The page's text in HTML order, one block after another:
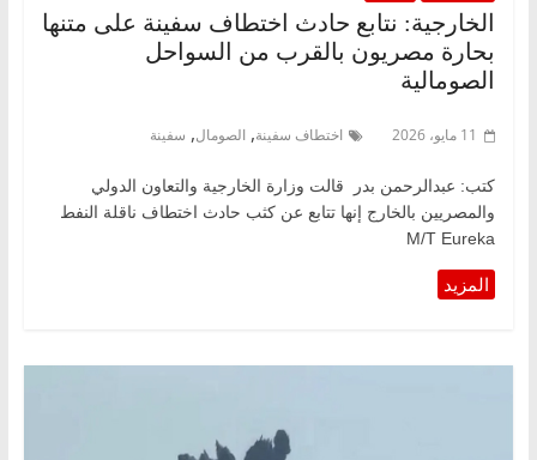
الخارجية: نتابع حادث اختطاف سفينة على متنها
بحارة مصريون بالقرب من السواحل
الصومالية
11 مايو، 2026 اختطاف سفينة, الصومال, سفينة
كتب: عبدالرحمن بدر قالت وزارة الخارجية والتعاون الدولي
والمصريين بالخارج إنها تتابع عن كثب حادث اختطاف ناقلة النفط
M/T Eureka